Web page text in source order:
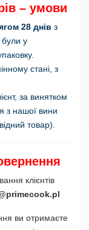
– умови
28 днів з
у
стані, з
за винятком
з нашої вини
товар).
клієнтів
ви отримаєте